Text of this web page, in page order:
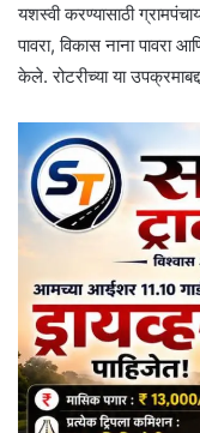
यशस्वी करण्यासाठी
पावरा, विकास नाना पावरा
केले. रोटरीच्या या